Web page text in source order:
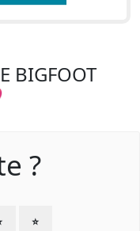
BIGFOOT
?
⭐